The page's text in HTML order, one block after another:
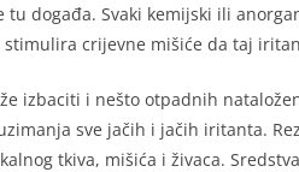
tu događa. Svaki kemijski ili
crijevne mišiće da taj
izbaciti i nešto otpadnih
sve jačih i jačih iritanta.
tkiva, mišića i živaca.